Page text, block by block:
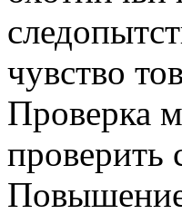
чувство
Проверка
проверить